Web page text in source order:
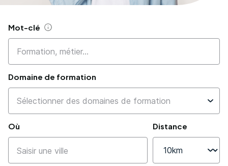
Mot-clé Aide
Domaine de formation
Où Distance